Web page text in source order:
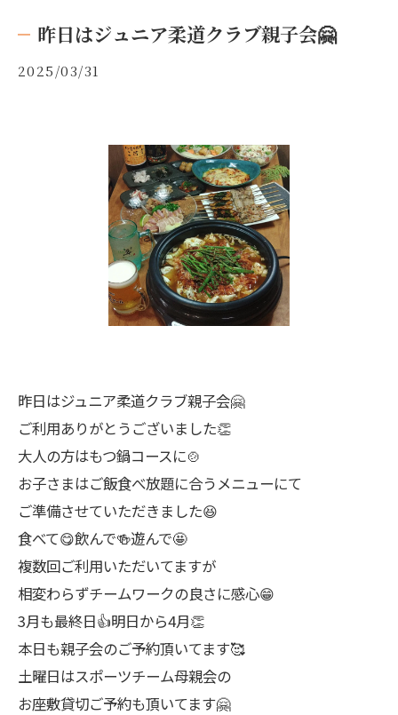
昨日はジュニア柔道クラブ親子会🤗
2025/03/31
昨日はジュニア柔道クラブ親子会🤗
ご利用ありがとうございました👏
大人の方はもつ鍋コースに🍲
お子さまはご飯食べ放題に合うメニューにて
ご準備させていただきました😆
食べて😋飲んで🍻遊んで🤩
複数回ご利用いただいてますが
相変わらずチームワークの良さに感心😁
3月も最終日👍明日から4月👏
本日も親子会のご予約頂いてます🥰
土曜日はスポーツチーム母親会の
お座敷貸切ご予約も頂いてます🤗